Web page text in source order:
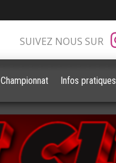
SUIVEZ NOUS SUR
Championnat Infos pratiques